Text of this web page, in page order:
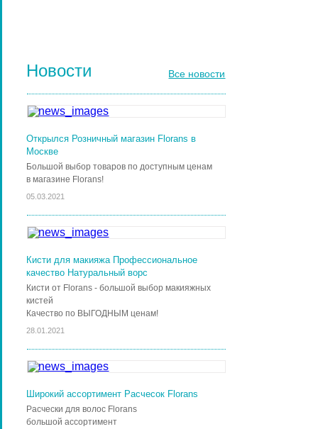
Новости Все новости
Открылся Розничный магазин Florans в
Москве
Большой выбор товаров по доступным ценам
в магазине Florans!
05.03.2021
Кисти для макияжа Профессиональное
качество Натуральный ворс
Кисти от Florans - большой выбор макияжных
кистей
Качество по ВЫГОДНЫМ ценам!
28.01.2021
Широкий ассортимент Расчесок Florans
Расчески для волос Florans
большой ассортимент